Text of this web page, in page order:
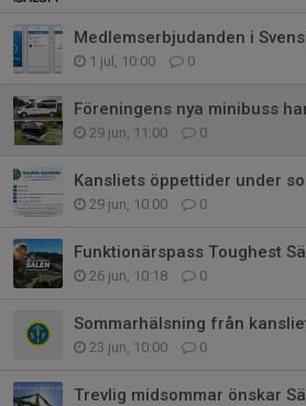
Medlemserbjudanden i
1 jul, 10:00 0
Föreningens nya minibuss
29 jun, 11:00 0
Kansliets öppettider under
29 jun, 10:00 0
Funktionärspass Toughest
26 jun, 10:18 0
Sommarhälsning från
23 jun, 10:00 0
Trevlig midsommar önskar